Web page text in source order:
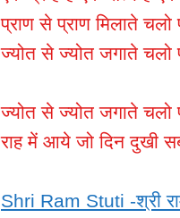
प्राण से प्राण मिलाते चलो
ज्योत से ज्योत जगाते चलो
ज्योत से ज्योत जगाते चलो
राह में आये जो दिन दुखी
Shri Ram Stuti -श्री